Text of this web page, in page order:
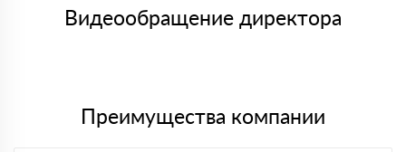
либо Вы забираете товар со склада самовывоза.
Видеообращение директора
Преимущества компании